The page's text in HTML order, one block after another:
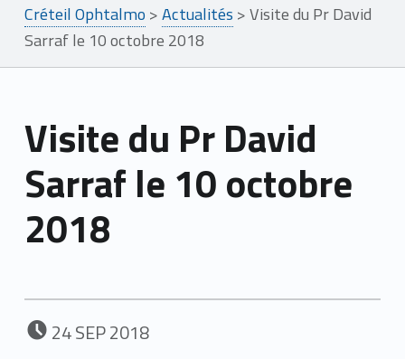
Créteil Ophtalmo >Actualités >Visite du Pr David
Sarraf le 10 octobre 2018
Visite du Pr David
Sarraf le 10 octobre
2018
POSTED ON:
24SEP2018